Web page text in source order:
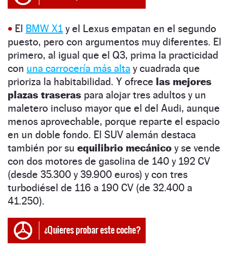
• El BMW X1 y el Lexus empatan en el segundo
puesto, pero con argumentos muy diferentes. El
primero, al igual que el Q3, prima la practicidad
con una carrocería más alta y cuadrada que
prioriza la habitabilidad. Y ofrece las mejores
plazas traseras para alojar tres adultos y un
maletero incluso mayor que el del Audi, aunque
menos aprovechable, porque reparte el espacio
en un doble fondo. El SUV alemán destaca
también por su equilibrio mecánico y se vende
con dos motores de gasolina de 140 y 192 CV
(desde 35.300 y 39.900 euros) y con tres
turbodiésel de 116 a 190 CV (de 32.400 a
41.250).